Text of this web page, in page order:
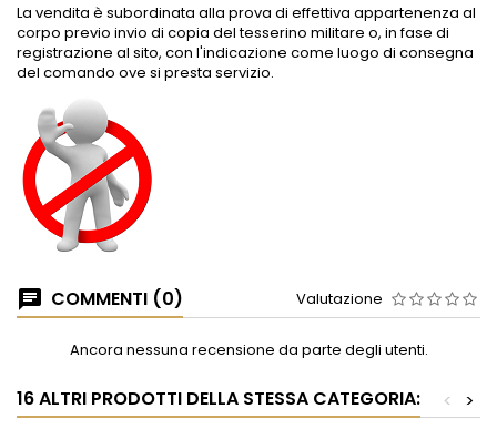
La vendita è subordinata alla prova di effettiva appartenenza al
corpo previo invio di copia del tesserino militare o, in fase di
registrazione al sito, con l'indicazione come luogo di consegna
del comando ove si presta servizio.
COMMENTI (0) Valutazione
Ancora nessuna recensione da parte degli utenti.
16 ALTRI PRODOTTI DELLA STESSA CATEGORIA: >
<